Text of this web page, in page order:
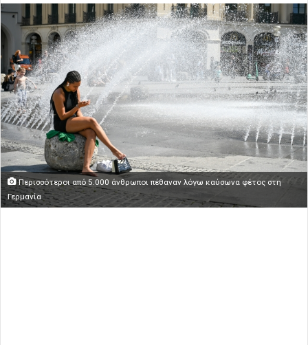
Περισσότεροι από 5.000 άνθρωποι πέθαναν λόγω καύσωνα φέτος στη
Γερμανία